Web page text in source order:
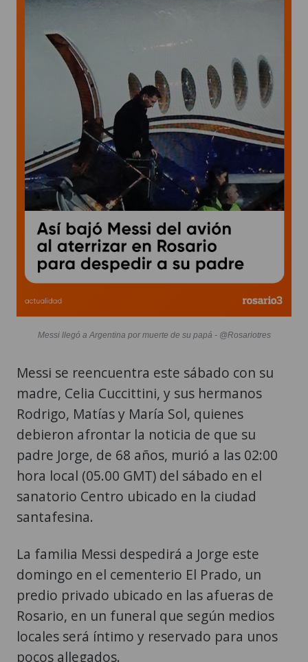
Messi llegó a Argentina por muerte de su papá - @Rosariotres
Messi se reencuentra este sábado con su
Rodrigo, Matías y María Sol, quienes
debieron afrontar la noticia de que su
padre Jorge, de 68 años, murió a las 02:00
hora local (05.00 GMT) del sábado en el
sanatorio Centro ubicado en la ciudad
santafesina.
La familia Messi despedirá a Jorge este
predio privado ubicado en las afueras de
Rosario, en un funeral que según medios
locales será íntimo y reservado para unos
pocos allegados.
Jorge Messi había nacido en 1958 en la